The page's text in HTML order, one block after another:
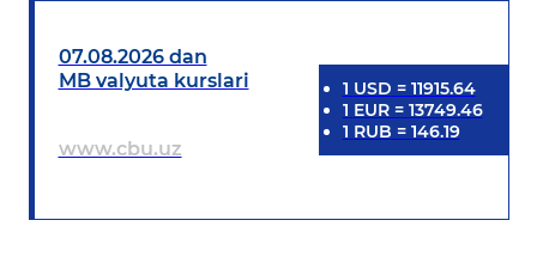
07.08.2026 dan
MB valyuta kurslari
www.cbu.uz
1 USD = 11915.64
1 EUR= 13749.46
1 RUB = 146.19